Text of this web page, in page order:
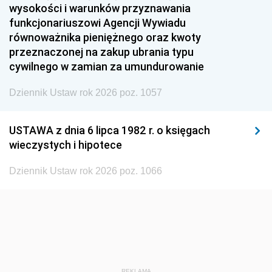
1951 1950
1948 1947
1945 1944 1939
1938 1937 1936
1935 1934
1929 1928 1927
wysokości i warunków przyznawania
funkcjonariuszowi Agencji Wywiadu
równoważnika pieniężnego oraz kwoty
przeznaczonej na zakup ubrania typu
cywilnego w zamian za umundurowanie
Dziennik Ustaw rok 2026 poz. 1057
USTAWA z dnia 6 lipca 1982 r. o księgach
wieczystych i hipotece
Dziennik Ustaw rok 2026 poz. 1066